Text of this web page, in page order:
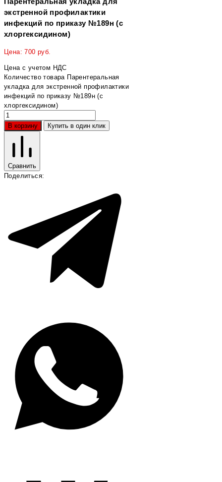
экстренной профилактики
инфекций по приказу №189н (с
хлоргексидином)
Цена:700 руб.
Цена с учетом НДС
Количество товара Парентеральная
укладка для экстренной профилактики
инфекций по приказу №189н (с
хлоргексидином)
В корзину Купить в один клик
Сравнить
Поделиться: